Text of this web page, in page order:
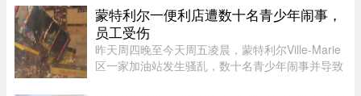
Mach，成交价达9300万元。Groupe Mach董事长
兼首席执行官Vincent Chiara昨天周四向 ...
蒙特利尔一便利店遭数十名青少年闹事，
员工受伤
昨天周四晚至今天周五凌晨，蒙特利尔Ville-Marie
区一家加油站发生骚乱，数十名青少年闹事并导致